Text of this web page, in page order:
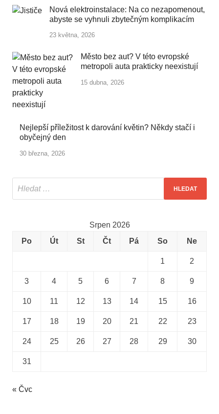
Nová elektroinstalace: Na co nezapomenout,
abyste se vyhnuli zbytečným komplikacím
23 května, 2026
Město bez aut? V této evropské
metropoli auta prakticky neexistují
15 dubna, 2026
Nejlepší příležitost k darování květin? Někdy stačí i
obyčejný den
30 března, 2026
Srpen 2026
Po
Út St Čt Pá So Ne
1 2
3 4 5 6 7 8 9
10 11 12 13 14 15 16
17 18 19 20 21 22 23
24 25 26 27 28 29 30
31
« Čvc